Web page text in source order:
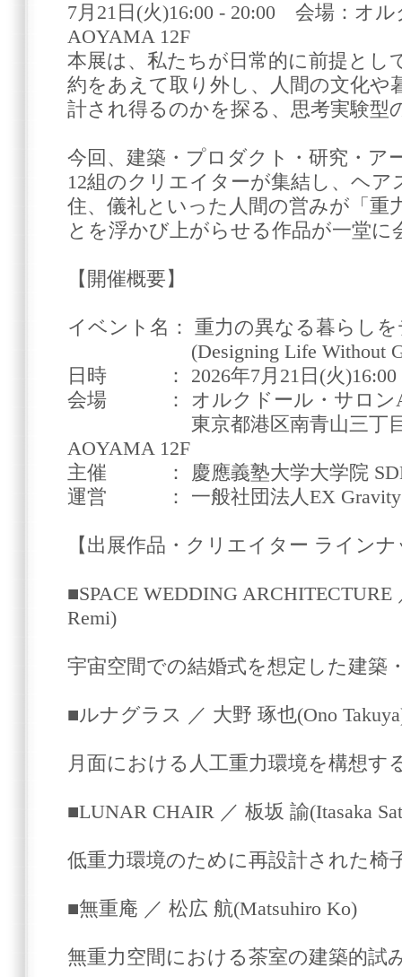
7月21日(火)16:00 - 20:00 会場：オ
AOYAMA 12F
本展は、私たちが日常的に前提とし
約をあえて取り外し、人間の文化や
計され得るのかを探る、思考実験型
今回、建築・プロダクト・研究・ア
12組のクリエイターが集結し、ヘア
住、儀礼といった人間の営みが「重
とを浮かび上がらせる作品が一堂に
【開催概要】
イベント名： 重力の異なる暮らし
(Designing Life Without
日時 ： 2026年7月21日(火)16:00
会場 ： オルクドール・サロン
東京都港区南青山三丁目1
AOYAMA 12F
主催 ： 慶應義塾大学大学院
運営 ： 一般社団法人EX Gravity
【出展作品・クリエイター ライン
■SPACE WEDDING ARCHITECTURE
Remi)
宇宙空間での結婚式を想定した建築
■ルナグラス ／ 大野 琢也(Ono
月面における人工重力環境を構想す
■LUNAR CHAIR ／ 板坂 諭(Itasaka
低重力環境のために再設計された椅
■無重庵 ／ 松広 航(Matsuhiro Ko)
無重力空間における茶室の建築的試